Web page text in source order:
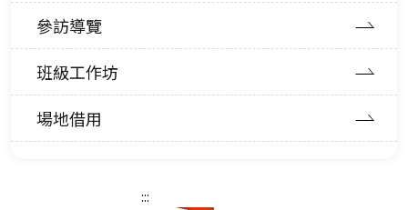
參訪導覽
班級工作坊
場地借用
:::